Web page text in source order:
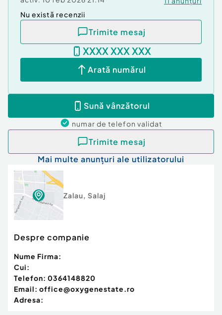
Nu există recenzii
Trimite mesaj
XXXX XXX XXX
Arată numărul
Sună vânzătorul
numar de telefon validat
Trimite mesaj
Mai multe anunțuri ale utilizatorului
Zalau, Salaj
Despre companie
Nume Firma:
Cui:
Telefon: 0364148820
Email: office@oxygenestate.ro
Adresa: